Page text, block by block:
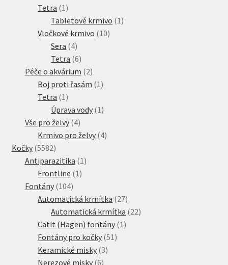
Tetra 1 1
produkt
Tabletové krmivo 1 1
Vločkové krmivo 1010
Sera 44
produkty
Tetra 66
produktů
Péče o akvárium 22
produkty
Boj proti řasám 1 1
Tetra 1 1
produkt
Úprava vody 1 1
Vše pro želvy 44
produkty
Krmivo pro želvy 44
Kočky 55825582
produktů
Antiparazitika 1 1
Frontline 1 1
Fontány 104104
produktů
Automatická krmítka 2727
produktů
Automatická krmítka 2222
Catit (Hagen) fontány 1 1
Fontány pro kočky 51 51
Keramické misky 33
Nerezové misky 66